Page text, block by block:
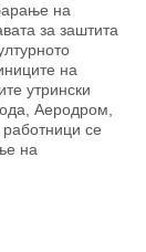
на
за заштита
на
утрински
Аеродром,
се
на